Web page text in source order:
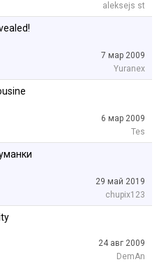
aleksejs st
7 мар 2009
Yuranex
6 мар 2009
Tes
29 май 2019
chupix123
24 авг 2009
DemAn